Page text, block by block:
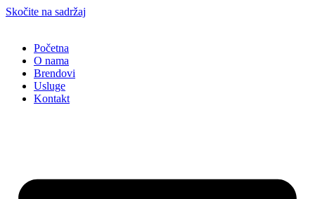
Skočite na sadržaj
Početna
O nama
Brendovi
Usluge
Kontakt